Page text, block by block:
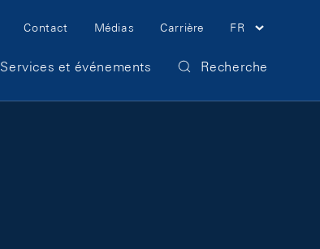
Meta Navigation
Contact Médias Carrière FR
Services et événements Recherche